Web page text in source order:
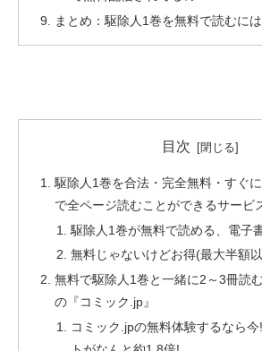
まとめ：駆除人1巻を無料で読むに
目次
駆除人1巻を合法・完全無料・すぐ
で全ページ読むことができるサービ
駆除人1巻が無料で読める、電子
無料じゃないけどお得(最大半額
無料で駆除人1巻と一緒に2～3冊読
の『コミック.jp』
コミック.jpの無料体験するなら